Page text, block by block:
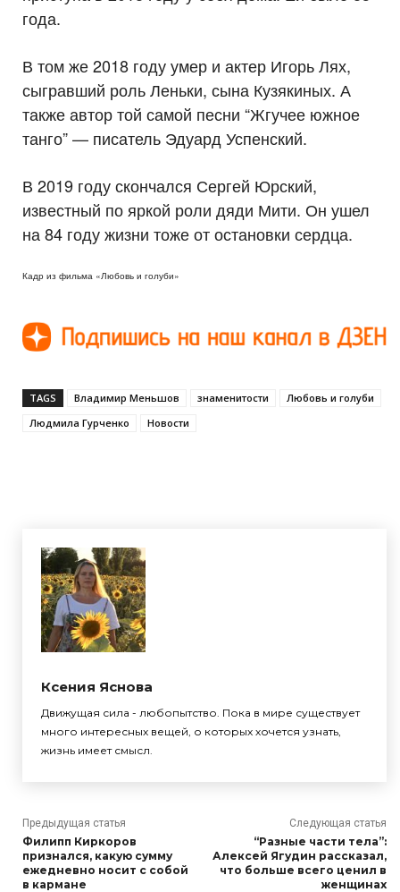
года.
В том же 2018 году умер и актер Игорь Лях,
сыгравший роль Леньки, сына Кузякиных. А
также автор той самой песни “Жгучее южное
танго” — писатель Эдуард Успенский.
В 2019 году скончался Сергей Юрский,
известный по яркой роли дяди Мити. Он ушел
на 84 году жизни тоже от остановки сердца.
Кадр из фильма «Любовь и голуби»
TAGS Владимир Меньшов знаменитости
Любовь и голуби
Людмила Гурченко
Новости
Ксения Яснова
Движущая сила - любопытство. Пока в мире существует
много интересных вещей, о которых хочется узнать,
жизнь имеет смысл.
Предыдущая статья
Филипп Киркоров
признался, какую сумму
ежедневно носит с собой
в кармане
Следующая статья
“Разные части тела”:
Алексей Ягудин рассказал,
что больше всего ценил в
женщинах